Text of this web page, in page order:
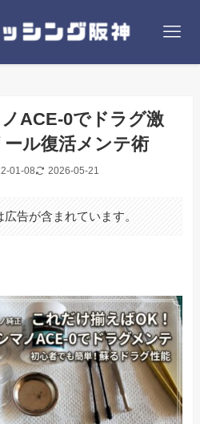
ノACE-0でドラグ激
ル復活メンテ術
01-08 2026-05-21
告が含まれています。